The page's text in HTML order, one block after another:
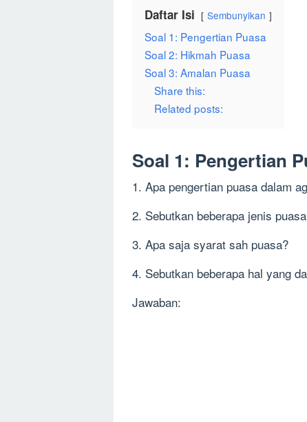
Daftar Isi Sembunyikan
Soal 1: Pengertian Puasa
Soal 2: Hikmah Puasa
Soal 3: Amalan Puasa
Share this:
Related posts:
Soal 1: Pengertian
1. Apa pengertian puasa dalam
2. Sebutkan beberapa jenis
3. Apa saja syarat sah puasa?
4. Sebutkan beberapa hal yang
Jawaban: